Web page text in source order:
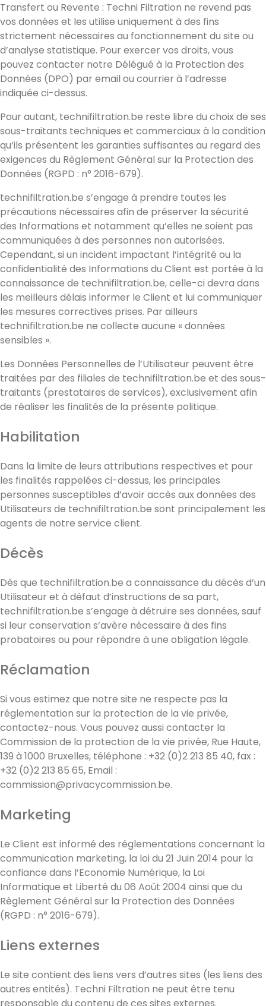
Transfert ou Revente : Techni Filtration ne revend pas
vos données et les utilise uniquement à des fins
strictement nécessaires au fonctionnement du site ou
d’analyse statistique. Pour exercer vos droits, vous
pouvez contacter notre Délégué à la Protection des
Données (DPO) par email ou courrier à l’adresse
indiquée ci-dessus.
Pour autant, technifiltration.be reste libre du choix de ses
sous-traitants techniques et commerciaux à la condition
qu’ils présentent les garanties suffisantes au regard des
exigences du Règlement Général sur la Protection des
Données (RGPD : n° 2016-679).
technifiltration.be s’engage à prendre toutes les
précautions nécessaires afin de préserver la sécurité
des Informations et notamment qu’elles ne soient pas
communiquées à des personnes non autorisées.
Cependant, si un incident impactant l’intégrité ou la
confidentialité des Informations du Client est portée à la
connaissance de technifiltration.be, celle-ci devra dans
les meilleurs délais informer le Client et lui communiquer
les mesures correctives prises. Par ailleurs
technifiltration.be ne collecte aucune « données
sensibles ».
Les Données Personnelles de l’Utilisateur peuvent être
traitées par des filiales de technifiltration.be et des sous-
traitants (prestataires de services), exclusivement afin
de réaliser les finalités de la présente politique.
Habilitation
Dans la limite de leurs attributions respectives et pour
les finalités rappelées ci-dessus, les principales
personnes susceptibles d’avoir accès aux données des
Utilisateurs de technifiltration.be sont principalement les
agents de notre service client.
Décès
Dès que technifiltration.be a connaissance du décès d’un
Utilisateur et à défaut d’instructions de sa part,
technifiltration.be s’engage à détruire ses données, sauf
si leur conservation s’avère nécessaire à des fins
probatoires ou pour répondre à une obligation légale.
Réclamation
Si vous estimez que notre site ne respecte pas la
réglementation sur la protection de la vie privée,
contactez-nous. Vous pouvez aussi contacter la
Commission de la protection de la vie privée, Rue Haute,
139 à 1000 Bruxelles, téléphone : +32 (0)2 213 85 40, fax :
+32 (0)2 213 85 65, Email :
commission@privacycommission.be.
Marketing
Le Client est informé des réglementations concernant la
communication marketing, la loi du 21 Juin 2014 pour la
confiance dans l’Economie Numérique, la Loi
Informatique et Liberté du 06 Août 2004 ainsi que du
Règlement Général sur la Protection des Données
(RGPD : n° 2016-679).
Liens externes
Le site contient des liens vers d’autres sites (les liens des
autres entités). Techni Filtration ne peut être tenu